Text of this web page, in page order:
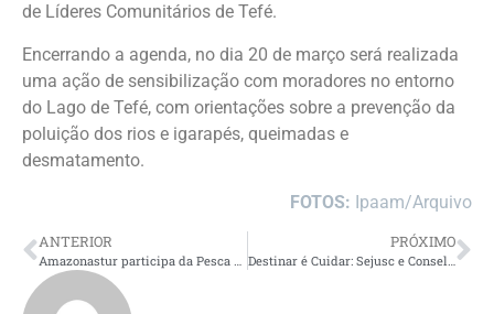
de Líderes Comunitários de Tefé.
Encerrando a agenda, no dia 20 de março será realizada
uma ação de sensibilização com moradores no entorno
do Lago de Tefé, com orientações sobre a prevenção da
poluição dos rios e igarapés, queimadas e
desmatamento.
FOTOS: Ipaam/Arquivo
ANTERIOR
Amazonastur participa da Pesca & Companhia Trade Show em São Paulo
PRÓXIMO
Destinar é Cuidar: Sejusc e Conselho da Pessoa Idosa lançam campanha sobre repasse do Imposto de Renda